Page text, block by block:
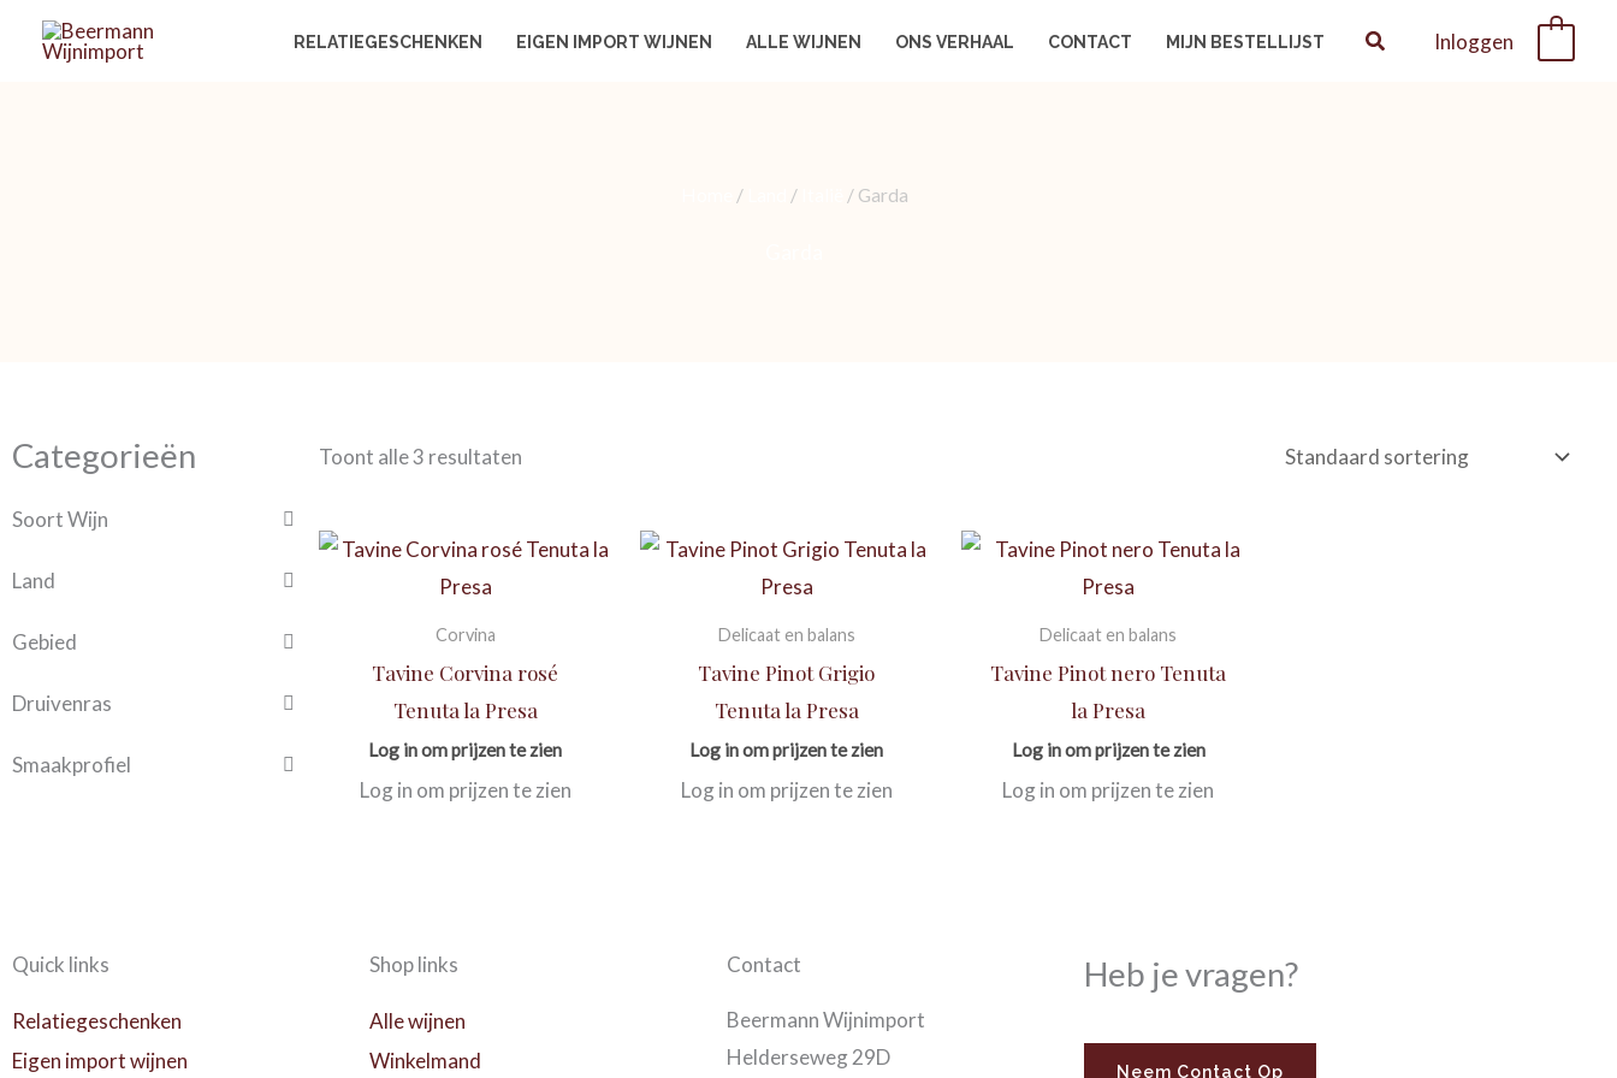
RELATIEGESCHENKEN EIGEN IMPORT WIJNEN ALLE WIJNEN ONS VERHAAL CONTACT MIJN BESTELLIJST Inloggen
/ / / Garda
Categorieën
Soort Wijn
Land
Gebied
Druivenras
Smaakprofiel
Toont alle 3 resultaten
Corvina
Tavine Corvina rosé
Tenuta la Presa
Log in om prijzen te zien
Log in om prijzen te zien
Delicaat en balans
Tavine Pinot Grigio
Tenuta la Presa
Log in om prijzen te zien
Log in om prijzen te zien
Delicaat en balans
Tavine Pinot nero Tenuta
la Presa
Log in om prijzen te zien
Log in om prijzen te zien
Quick links
Relatiegeschenken
Eigen import wijnen
Shop links
Alle wijnen
Winkelmand
Contact
Beermann Wijnimport
Helderseweg 29D
Heb je vragen?
Neem Contact Op